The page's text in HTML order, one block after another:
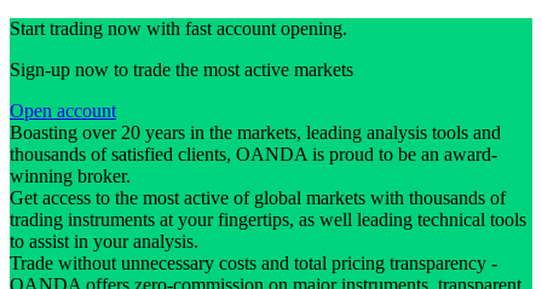
Start trading now with fast account opening.
Sign-up now to trade the most active markets
Open account
Boasting over 20 years in the markets, leading analysis tools and
thousands of satisfied clients, OANDA is proud to be an award-
winning broker.
Get access to the most active of global markets with thousands of
trading instruments at your fingertips, as well leading technical tools
to assist in your analysis.
Trade without unnecessary costs and total pricing transparency -